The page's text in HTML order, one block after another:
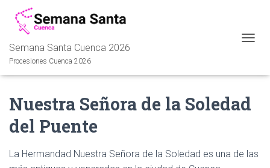
Semana Santa Cuenca 2026
Procesiones Cuenca 2026
Nuestra Señora de la Soledad
del Puente
La Hermandad Nuestra Señora de la Soledad es una de las